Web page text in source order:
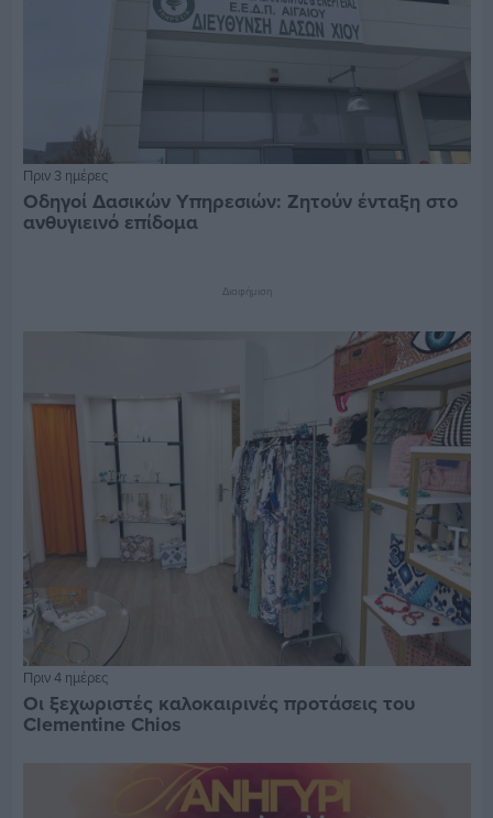
Πριν 3 ημέρες
Οδηγοί Δασικών Υπηρεσιών: Ζητούν ένταξη στο
ανθυγιεινό επίδομα
Διαφήμιση
Πριν 4 ημέρες
Οι ξεχωριστές καλοκαιρινές προτάσεις του
Clementine Chios